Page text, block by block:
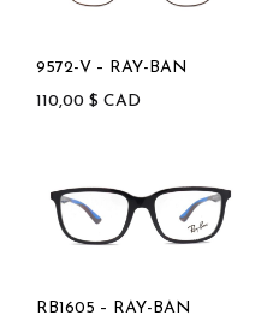
9572-V – RAY-BAN
110,00 $ CAD
RB1605 – RAY-BAN